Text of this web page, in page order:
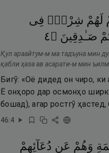
لَهُمْ شِرْكٌۭ فِى
صَـٰدِقِينَ ۝٤
Қул араайтум-м ма тадъуна мин
қабли ҳаза ав асарати-м мин
Бигӯ: «Оё дидед он чиро,
Ё онҳоро дар осмонҳо
бошад), агар ростгӯ
46:4
وَهُمْ عَن دُعَآئِهِمْ